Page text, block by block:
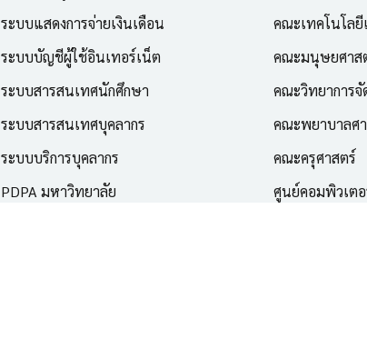
ระบบแสดงการจ่ายเงินเดือน
ระบบบัญชีผู้ใช้อินเทอร์เน็ต
ระบบสารสนเทศนักศึกษา
ระบบสารสนเทศบุคลากร
ระบบบริการบุคลากร
PDPA มหาวิทยาลัย
คณะเทคโนโลยี
คณะมนุษยศาส
คณะวิทยาการจั
คณะพยาบาลศ
คณะครุศาสตร์
ศูนย์คอมพิวเต